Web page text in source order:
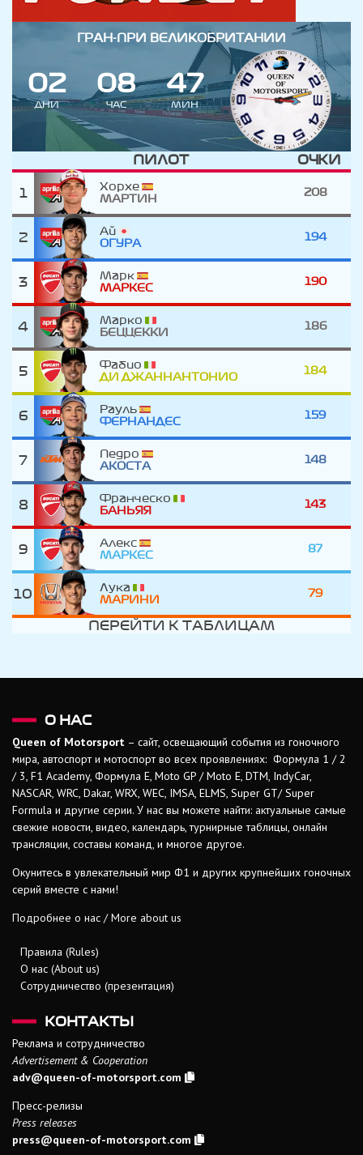
ГРАН-ПРИ ВЕЛИКОБРИТАНИИ
02
ДНИ
08
ЧАС
47
МИН
ПИЛОТ ОЧКИ
1
Хорхе
МАРТИН
208
2
Ай
ОГУРА
194
3
Марк
МАРКЕС
190
4
Марко
БЕЦЦЕККИ
186
5
Фабио
ДИ ДЖАННАНТОНИО
184
6
Рауль
ФЕРНАНДЕС
159
7
Педро
АКОСТА
148
8
Франческо
БАНЬЯЯ
143
9
Алекс
МАРКЕС
87
10
Лука
МАРИНИ
79
ПЕРЕЙТИ К ТАБЛИЦАМ
О НАС
Queen of Motorsport – сайт, освещающий события из гоночного
мира, автоспорт и мотоспорт во всех проявлениях: Формула 1 / 2
/ 3, F1 Academy, Формула Е, Moto GP / Moto E, DTM, IndyCar,
NASCAR, WRC, Dakar, WRX, WEC, IMSA, ELMS, Super GT/ Super
Formula и другие серии. У нас вы можете найти: актуальные самые
свежие новости, видео, календарь, турнирные таблицы, онлайн
трансляции, составы команд, и многое другое.
Окунитесь в увлекательный мир Ф1 и других крупнейших гоночных
серий вместе с нами!
Подробнее о нас / More about us
Правила (Rules)
О нас (About us)
Сотрудничество (презентация)
КОНТАКТЫ
Реклама и сотрудничество
Advertisement & Cooperation
adv@queen-of-motorsport.com
Пресс-релизы
Press releases
press@queen-of-motorsport.com